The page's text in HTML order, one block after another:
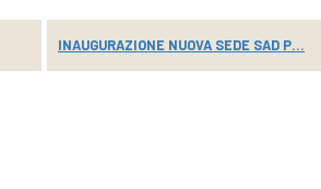
INAUGURAZIONE NUOVA SEDE SAD P...